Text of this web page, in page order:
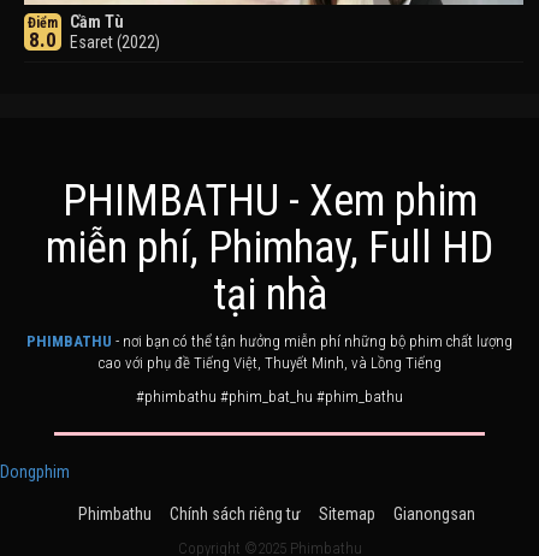
Điểm
8.0
Cầm Tù
Esaret (2022)
Khuyển Dạ Xoa
Ashoka Đại Đế
The Great Emperor Ashoka (2015)
PHIMBATHU - Xem phim
miễn phí, Phimhay, Full HD
tại nhà
PHIMBATHU - nơi bạn có thể tận hưởng miễn phí những bộ phim chất lượng
cao với phụ đề Tiếng Việt, Thuyết Minh, và Lồng Tiếng
#phimbathu #phim_bat_hu #phim_bathu
Dongphim
Phimbathu Chính sách riêng tư Sitemap Gianongsan
Copyright ©2025 Phimbathu